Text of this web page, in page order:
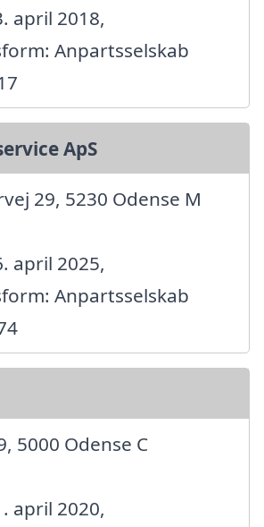
april 2018,
Anpartsselskab
ApS
29, 5230 Odense M
april 2025,
Anpartsselskab
5000 Odense C
april 2020,